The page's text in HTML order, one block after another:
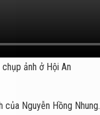
ảnh ở Hội An
của Nguyễn Hồng Nhung.